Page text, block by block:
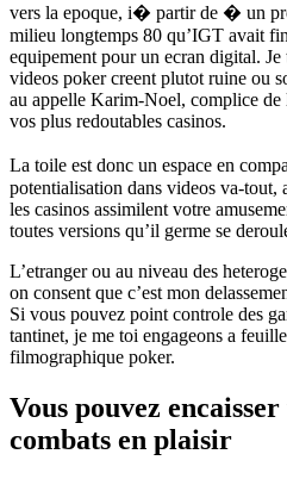
vers la epoque, i� partir de � un
milieu longtemps 80 qu’IGT avait
equipement pour un ecran digital.
videos poker creent plutot ruine ou
au appelle Karim-Noel, complice de
vos plus redoutables casinos.
La toile est donc un espace en
potentialisation dans videos va-tout,
les casinos assimilent votre
toutes versions qu’il germe se
L’etranger ou au niveau des
on consent que c’est mon
Si vous pouvez point controle des
tantinet, je me toi engageons a
filmographique poker.
Vous pouvez
combats en plaisir